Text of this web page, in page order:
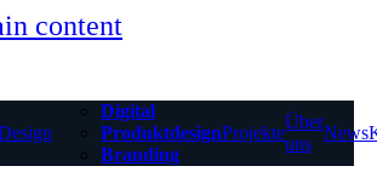
content
Digital
Produktdesign
Branding
Projekte
Über
uns
News